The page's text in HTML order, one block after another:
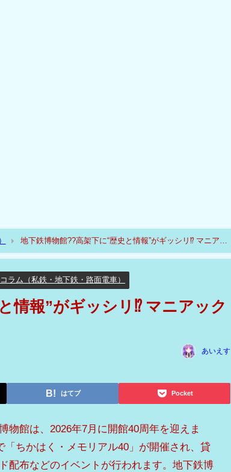
地下鉄博物館??高架下に“歴史と情報”がギッシリ⁉ マニアッ
ラム（私鉄・地下鉄・路面電車）
情報”がギッシリ⁉ マニアック
あいえす
はてブ Pocket
物館は、2026年7月に開館40周年を迎えま
ちかはく・メモリアル40」が開催され、貸
配布などのイベントが行われます。地下鉄博